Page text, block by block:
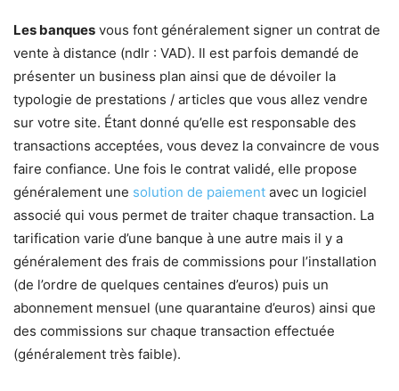
Les banques vous font généralement signer un contrat de
vente à distance (ndlr : VAD). Il est parfois demandé de
présenter un business plan ainsi que de dévoiler la
typologie de prestations / articles que vous allez vendre
sur votre site. Étant donné qu’elle est responsable des
transactions acceptées, vous devez la convaincre de vous
faire confiance. Une fois le contrat validé, elle propose
généralement une solution de paiement avec un logiciel
associé qui vous permet de traiter chaque transaction. La
tarification varie d’une banque à une autre mais il y a
généralement des frais de commissions pour l’installation
(de l’ordre de quelques centaines d’euros) puis un
abonnement mensuel (une quarantaine d’euros) ainsi que
des commissions sur chaque transaction effectuée
(généralement très faible).